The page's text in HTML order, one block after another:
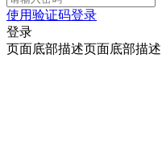
使用验证码登录
登录
页面底部描述页面底部描述